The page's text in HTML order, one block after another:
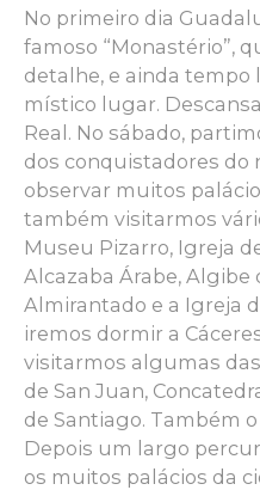
No primeiro dia
famoso “Monastério”,
detalhe, e ainda tempo
místico lugar.
Real. No sábado,
dos conquistadores do
observar muitos
também visitarmos
Museu Pizarro, Igreja
Alcazaba Árabe, Algibe
Almirantado e a Igreja
iremos dormir a
visitarmos algumas
de San Juan,
de Santiago. Também
Depois um largo
os muitos palácios da